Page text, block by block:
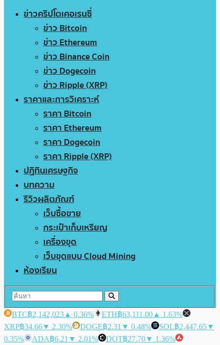
ข่าวคริปโตเคอเรนซี่
ข่าว Bitcoin
ข่าว Ethereum
ข่าว Binance Coin
ข่าว Dogecoin
ข่าว Ripple (XRP)
ราคาและการวิเคราะห์
ราคา Bitcoin
ราคา Ethereum
ราคา Dogecoin
ราคา Ripple (XRP)
ปฏิทินเศรษฐกิจ
บทความ
รีวิวผลิตภัณฑ์
เว็บซื้อขาย
กระเป๋าเก็บเหรียญ
เครื่องขุด
เว็บขุดแบบ Cloud Mining
ห้องเรียน
BTC฿2,142,023 ▲ 0.36% ETH฿63,111.00 ▲ 1.63%
XRP฿34.66▼ 2.30% DOGE฿2.31 ▼ 0.48% SOL฿2,447.65▼
0.35%
ADA฿6.21 ▼ 2.01% DOT฿27.70▼ 1.36%